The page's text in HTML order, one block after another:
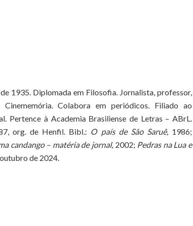
1935. Diplomada em Filosofia. Jornalista, professor,
Cinememória. Colabora em periódicos. Filiado ao
Pertence à Academia Brasiliense de Letras – ABrL.
org. de Henfil. Bibl.: O país de São Saruê, 1986;
candango – matéria de jornal, 2002; Pedras na Lua e
de 2024.